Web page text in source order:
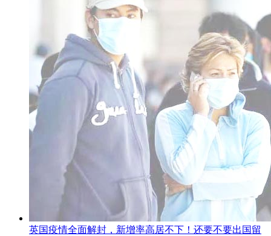
英国疫情全面解封，新增率高居不下！还要不要出国留